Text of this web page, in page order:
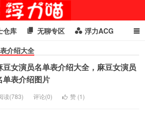
喵星闻
仓库 无聊专区 浮力ACG
浮力资讯
介绍大全
豆女演员名单表介绍大全，麻豆女演员
单表介绍图片
读(783) 评论(0) 赞 (1)